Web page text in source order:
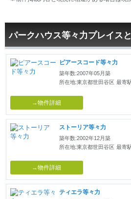
パークハウス等々力プレイス
ピアースコード等々力
築年数:2007年05月築
所在地:東京都世田谷区 最寄
→物件詳細
ストーリア等々力
築年数:2002年12月築
所在地:東京都世田谷区 最寄
→物件詳細
ティエラ等々力